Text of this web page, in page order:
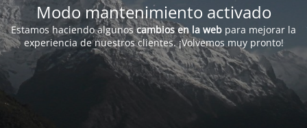
Modo mantenimiento activado
Estamos haciendo algunoscambios en la web para mejorar la
experiencia de nuestros clientes. ¡Volvemos muy pronto!